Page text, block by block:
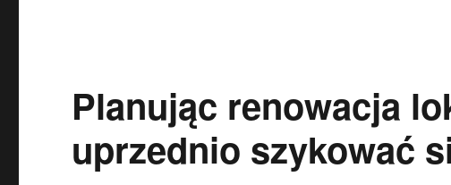
Planując renowacja
uprzednio szykować